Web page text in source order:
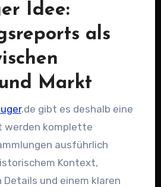
Idee:
als
Markt
.de gibt es deshalb eine
werden komplette
ausführlich
Kontext,
und einem klaren